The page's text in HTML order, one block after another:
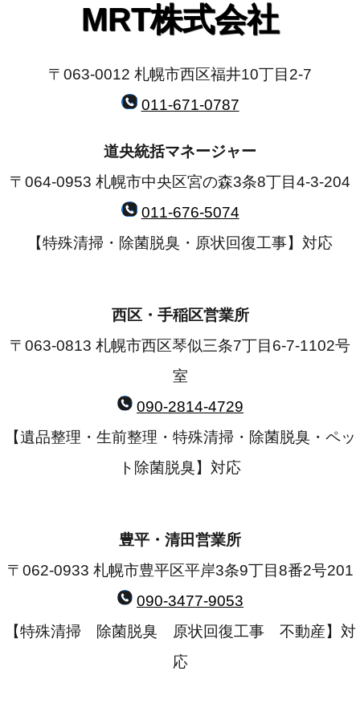
MRT株式会社
〒063-0012 札幌市西区福井10丁目2-7
011-671-0787
道央統括マネージャー
〒064-0953 札幌市中央区宮の森3条8丁目4-3-204
011-676-5074
【特殊清掃・除菌脱臭・原状回復工事】対応
西区・手稲区営業所
〒063-0813 札幌市西区琴似三条7丁目6-7-1102号
室
090-2814-4729
【遺品整理・生前整理・特殊清掃・除菌脱臭・ペッ
ト除菌脱臭】対応
豊平・清田営業所
〒062-0933 札幌市豊平区平岸3条9丁目8番2号201
090-3477-9053
【特殊清掃 除菌脱臭 原状回復工事 不動産】対
応